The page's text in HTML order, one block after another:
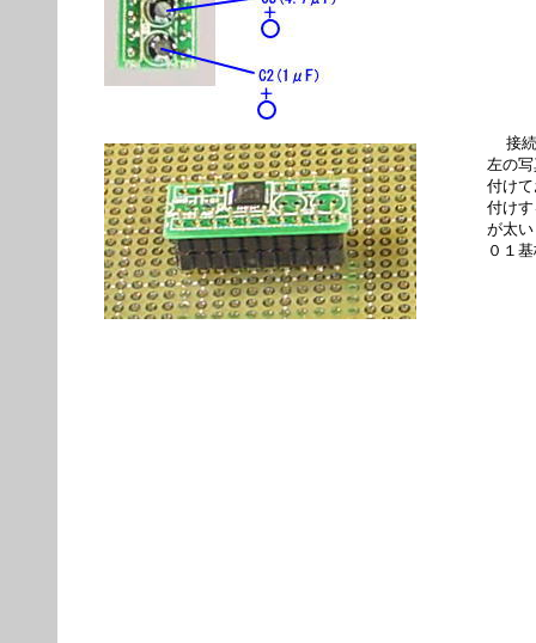
接
左の
付け
付け
が太
０１